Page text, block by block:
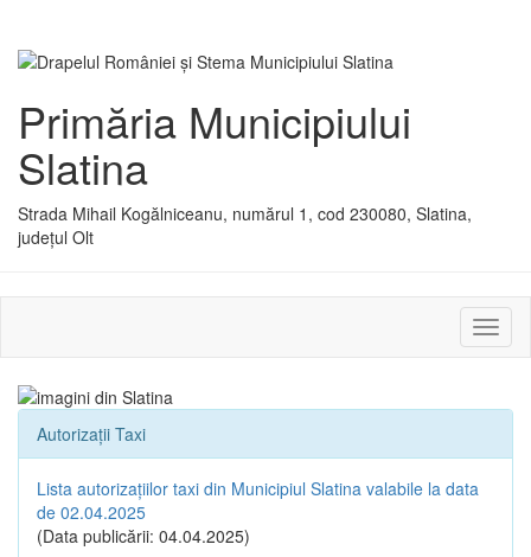
Primăria Municipiului
Slatina
Strada Mihail Kogălniceanu, numărul 1, cod 230080, Slatina,
județul Olt
sau
Autorizații Taxi
Lista autorizațiilor taxi din Municipiul Slatina valabile la data
de 02.04.2025
(Data publicării: 04.04.2025)